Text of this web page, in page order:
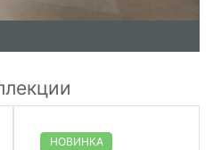
НОВИНКА